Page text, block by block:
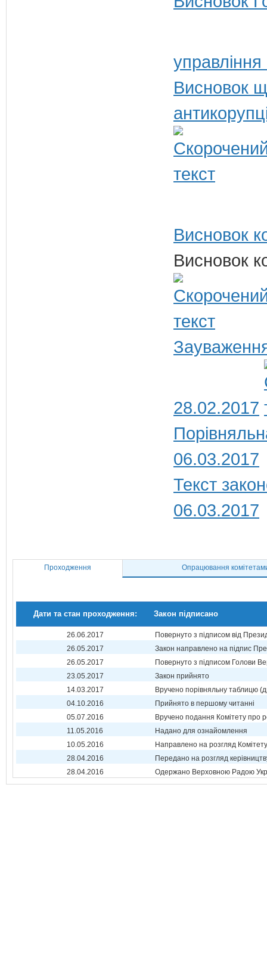
Висновок
Висновок
Висновок
28.02.2017
06.03.2017
Текст
06.03.2017
Проходження Опрацювання
Дати та стан проходження: Закон підписано
26.06.2017
Повернуто з підписом від
26.05.2017
Закон направлено на підпис
26.05.2017
Повернуто з підписом Голови
23.05.2017
Закон прийнято
14.03.2017
Вручено порівняльну таблицю
04.10.2016
Прийнято в першому читанні
05.07.2016
Вручено подання Комітету про
11.05.2016
Надано для ознайомлення
10.05.2016
Направлено на розгляд Комітету
28.04.2016
Передано на розгляд
28.04.2016
Одержано Верховною Радою